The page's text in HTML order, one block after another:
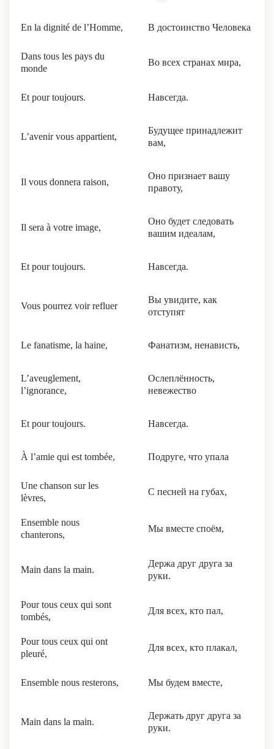
En la dignité de l’Homme, В достоинство Человека
Dans tous les pays du
monde
Во всех странах мира,
Et pour toujours. Навсегда.
L’avenir vous appartient,
Будущее принадлежит
вам,
Il vous donnera raison,
Оно признает вашу
правоту,
Il sera à votre image,
Оно будет следовать
вашим идеалам,
Et pour toujours. Навсегда.
Vous pourrez voir refluer
Вы увидите, как
отступят
Le fanatisme, la haine, Фанатизм, ненависть,
L’aveuglement,
l’ignorance,
Ослеплённость,
невежество
Et pour toujours. Навсегда.
À l’amie qui est tombée, Подруге, что упала
Une chanson sur les
lèvres,
С песней на губах,
Ensemble nous
chanterons,
Мы вместе споём,
Main dans la main.
Держа друг друга за
руки.
Pour tous ceux qui sont
tombés,
Для всех, кто пал,
Pour tous ceux qui ont
pleuré,
Для всех, кто плакал,
Ensemble nous resterons, Мы будем вместе,
Main dans la main.
Держать друг друга за
руки.